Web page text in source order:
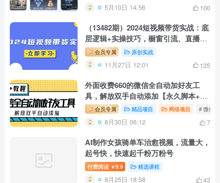
10日) 5月10日 14:56 100
（13482期）2024短视频带货实战：底
层逻辑+实操技巧，橱窗引流、直播带
货会员专属 原创实战
11月27日 12:01 125
外面收费660的微信全自动加好友工
具，解放双手自动添加【永久脚本+教
程】会员专属 精品项目 网络项目 # 微信
8月30日 06:12 7
AI制作女孩骑单车治愈视频，流量大，
起号快，快速起千粉万粉号
付费阅读 ￥9.9 精选课程
8月25日 18:58 43